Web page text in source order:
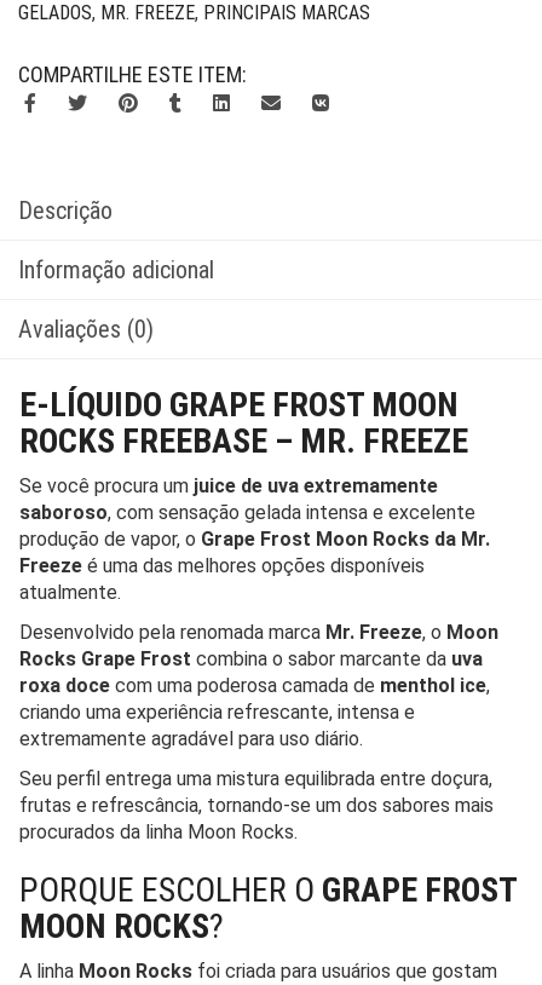
GELADOS, MR. FREEZE, PRINCIPAIS MARCAS
COMPARTILHE ESTE ITEM:
Descrição
Informação adicional
Avaliações (0)
E-LÍQUIDO GRAPE FROST MOON
ROCKS FREEBASE – MR. FREEZE
Se você procura um juice de uva extremamente
saboroso, com sensação gelada intensa e excelente
produção de vapor, o Grape Frost Moon Rocks da Mr.
Freeze é uma das melhores opções disponíveis
atualmente.
Desenvolvido pela renomada marca Mr. Freeze, o Moon
Rocks Grape Frost combina o sabor marcante da uva
roxa doce com uma poderosa camada de menthol ice,
criando uma experiência refrescante, intensa e
extremamente agradável para uso diário.
Seu perfil entrega uma mistura equilibrada entre doçura,
frutas e refrescância, tornando-se um dos sabores mais
procurados da linha Moon Rocks.
PORQUE ESCOLHER O GRAPE FROST
MOON ROCKS?
A linha Moon Rocks foi criada para usuários que gostam